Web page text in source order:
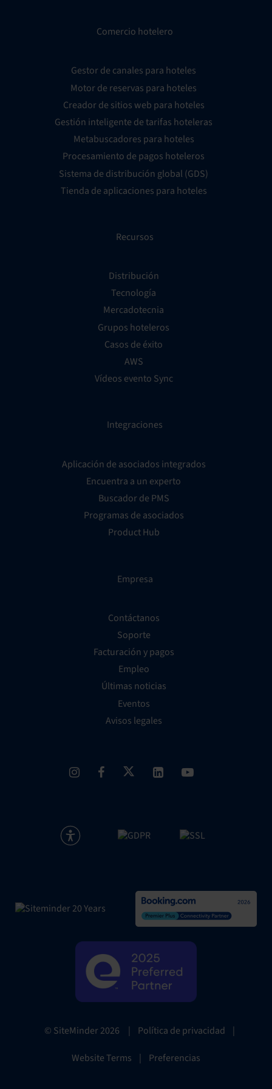
Comercio hotelero
Gestor de canales para hoteles
Motor de reservas para hoteles
Creador de sitios web para hoteles
Gestión inteligente de tarifas hoteleras
Metabuscadores para hoteles
Procesamiento de pagos hoteleros
Sistema de distribución global (GDS)
Tienda de aplicaciones para hoteles
Recursos
Distribución
Tecnología
Mercadotecnia
Grupos hoteleros
Casos de éxito
AWS
Vídeos evento Sync
Integraciones
Aplicación de asociados integrados
Encuentra a un experto
Buscador de PMS
Programas de asociados
Product Hub
Empresa
Contáctanos
Soporte
Facturación y pagos
Empleo
Últimas noticias
Eventos
Avisos legales
© SiteMinder2026 | Política de privacidad |
Website Terms | Preferencias